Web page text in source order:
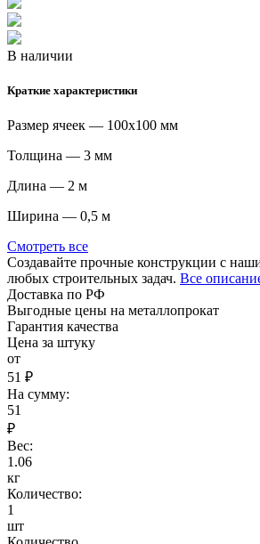
В наличии
Краткие характеристики
Размер ячеек — 100х100 мм
Толщина — 3 мм
Длина — 2 м
Ширина — 0,5 м
Смотреть все
Создавайте прочные конструкции с
любых строительных задач. Все
Доставка по РФ
Выгодные цены на металлопрокат
Гарантия качества
Цена за штуку
от
51 ₽
На сумму:
51
₽
Вес:
1.06
кг
Количество:
1
шт